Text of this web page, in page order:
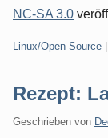
NC-SA 3.0
Kategorien:
Linux/Open Source
Rezept:
Geschrieben von